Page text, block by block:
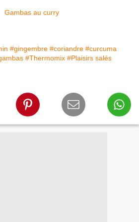
#gingembre #coriandre #curcuma
#Thermomix #Plaisirs salés